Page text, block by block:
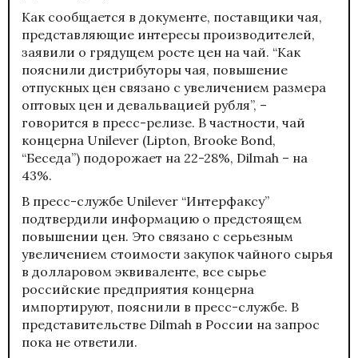
Как сообщается в документе, поставщики чая,
представляющие интересы производителей,
заявили о грядущем росте цен на чай. “Как
пояснили дистрибуторы чая, повышение
отпускных цен связано с увеличением размера
оптовых цен и девальвацией рубля”, –
говорится в пресс-релизе. В частности, чай
концерна Unilever (Lipton, Brooke Bond,
“Беседа”) подорожает на 22-28%, Dilmah – на
43%.
В пресс-службе Unilever “Интерфаксу”
подтвердили информацию о предстоящем
повышении цен. Это связано с серьезным
увеличением стоимости закупок чайного сырья
в долларовом эквиваленте, все сырье
российские предприятия концерна
импортируют, пояснили в пресс-службе. В
представительстве Dilmah в России на запрос
пока не ответили.